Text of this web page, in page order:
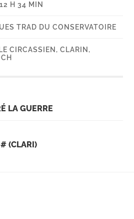
H 34 MIN
TRAD DU CONSERVATOIRE
CIRCASSIEN ,CLARIN ,
LA GUERRE
(CLARI)